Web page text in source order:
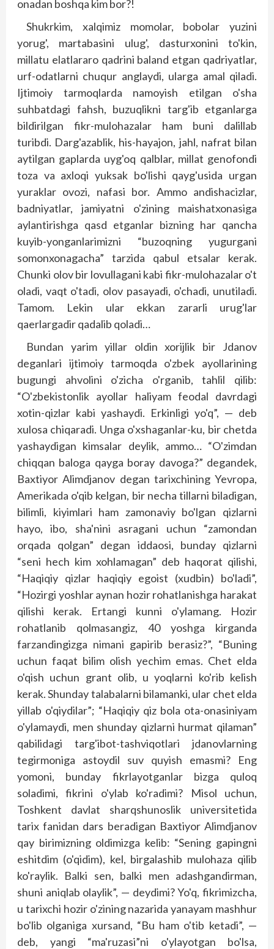
onadan boshqa kim bor?!
Shukrkim, xalqimiz momolar, bobolar yuzini
yorug', martabasini ulug', dasturxonini to'kin,
millatu elatlararo qadrini baland etgan qadriyatlar,
urf-odatlarni chuqur ang­laydi, ularga amal qiladi.
Ijtimoiy tarmoqlarda namoyish etilgan o'sha
suhbatdagi fahsh, buzuqlikni targ'ib etganlarga
bildirilgan fikr-mulohazalar ham buni dalillab
turibdi. Darg'azablik, his-hayajon, jahl, nafrat bilan
aytilgan gaplarda uyg'oq qalblar, millat genofondi
toza va axloqi yuksak bo'lishi qayg'usida urgan
yurak­lar ovozi, nafasi bor. Ammo andishacizlar,
badniyatlar, jamiyatni o'zining maishatxonasiga
aylantirishga qasd etganlar bizning har qancha
kuyib-yonganlarimizni “buzoqning yugurgani
somonxonagacha” tarzida qabul etsalar kerak.
Chunki olov bir lovullagani kabi fikr-mulohazalar o't
oladi, vaqt o'tadi, olov pasayadi, o'chadi, unutiladi.
Tamom. Lekin ular ekkan zararli urug'lar
qaerlargadir qadalib qoladi…
Bundan yarim yillar oldin xorijlik bir Jdanov
deganlari ijtimoiy tarmoqda o'zbek ayollarining
bugungi ahvolini o'zicha o'rganib, tahlil qilib:
“O'zbekistonlik ayollar haliyam feodal davrdagi
xotin-qizlar kabi yashaydi. Erkinligi yo'q”, — deb
xulosa chiqaradi. Unga o'xshaganlar-ku, bir chetda
yashaydigan kimsalar deylik, ammo… “O'zimdan
chiqqan baloga qayga boray davoga?” degandek,
Baxtiyor Alimdjanov degan tarixchining Yevropa,
Amerikada o'qib kelgan, bir necha tillarni biladigan,
bilimli, kiyimlari ham zamonaviy bo'lgan qizlarni
hayo, ibo, sha'nini asragani uchun “zamondan
orqada qolgan” degan iddaosi, bunday qizlarni
“seni hech kim xohlamagan” deb haqorat qilishi,
“Haqiqiy qizlar haqiqiy egoist (xudbin) bo'ladi”,
“Hozirgi yoshlar aynan hozir rohatlanishga harakat
qilishi kerak. Ertangi kunni o'ylamang. Hozir
rohatlanib qolmasangiz, 40 yoshga kirganda
farzandingizga nimani gapirib berasiz?”, “Buning
uchun faqat bilim olish yechim emas. Chet elda
o'qish uchun grant olib, u yoqlarni ko'rib kelish
kerak. Shunday talabalarni bilamanki, ular chet elda
yillab o'qiydilar”; “Haqiqiy qiz bola ota-onasiniyam
o'ylamaydi, men shunday qizlarni hurmat qilaman”
qabilidagi targ'ibot-tashviqotlari jdanovlarning
tegirmoniga astoydil suv quyish emasmi? Eng
yomoni, bunday fikrlayotganlar bizga quloq
soladimi, fikrini o'ylab ko'radimi? Misol uchun,
Toshkent davlat sharqshunoslik universitetida
tarix fanidan dars beradigan Baxtiyor Alimdjanov
qay birimizning oldimizga kelib: “Sening gapingni
eshitdim (o'qidim), kel, birgalashib mulohaza qilib
ko'raylik. Balki sen, balki men adashgandirman,
shuni aniqlab olaylik”, — deydimi? Yo'q, fikrimizcha,
u tarixchi hozir o'zining nazarida yanayam mashhur
bo'lib olganiga xursand, “Bu ham o'tib ketadi”, —
deb, yangi “ma'ruzasi”ni o'ylayotgan bo'lsa,